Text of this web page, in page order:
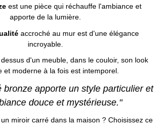
est une pièce qui réchauffe l'ambiance et
apporte de la lumière.
accroché au mur est d'une élégance
incroyable.
d'un meuble, dans le couloir, son look
et moderne à la fois est intemporel.
bronze apporte un style particulier et
douce et mystérieuse."
miroir carré dans la maison ? Choisissez ce